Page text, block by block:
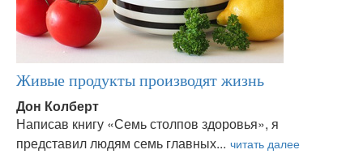
Живые продукты производят жизнь
Дон Колберт
Написав книгу «Семь столпов здоровья», я
представил людям семь главных...